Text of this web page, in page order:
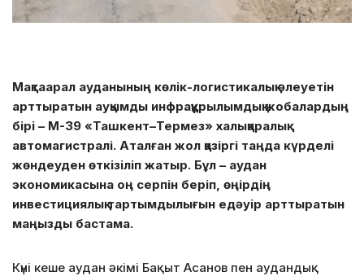
Мақтаарал ауданының көлік-логистикалық әлеуетін
арттыратын ауқымды инфрақұрылымдық жобалардың
бірі – М-39 «Ташкент–Термез» халықаралық
автомагистралі. Аталған жол қазіргі таңда күрделі
жөндеуден өткізіліп жатыр. Бұл – аудан
экономикасына оң серпін беріп, өңірдің
инвестициялық тартымдылығын едәуір арттыратын
маңызды бастама.
Күні кеше аудан әкімі Бақыт Асанов пен аудандық